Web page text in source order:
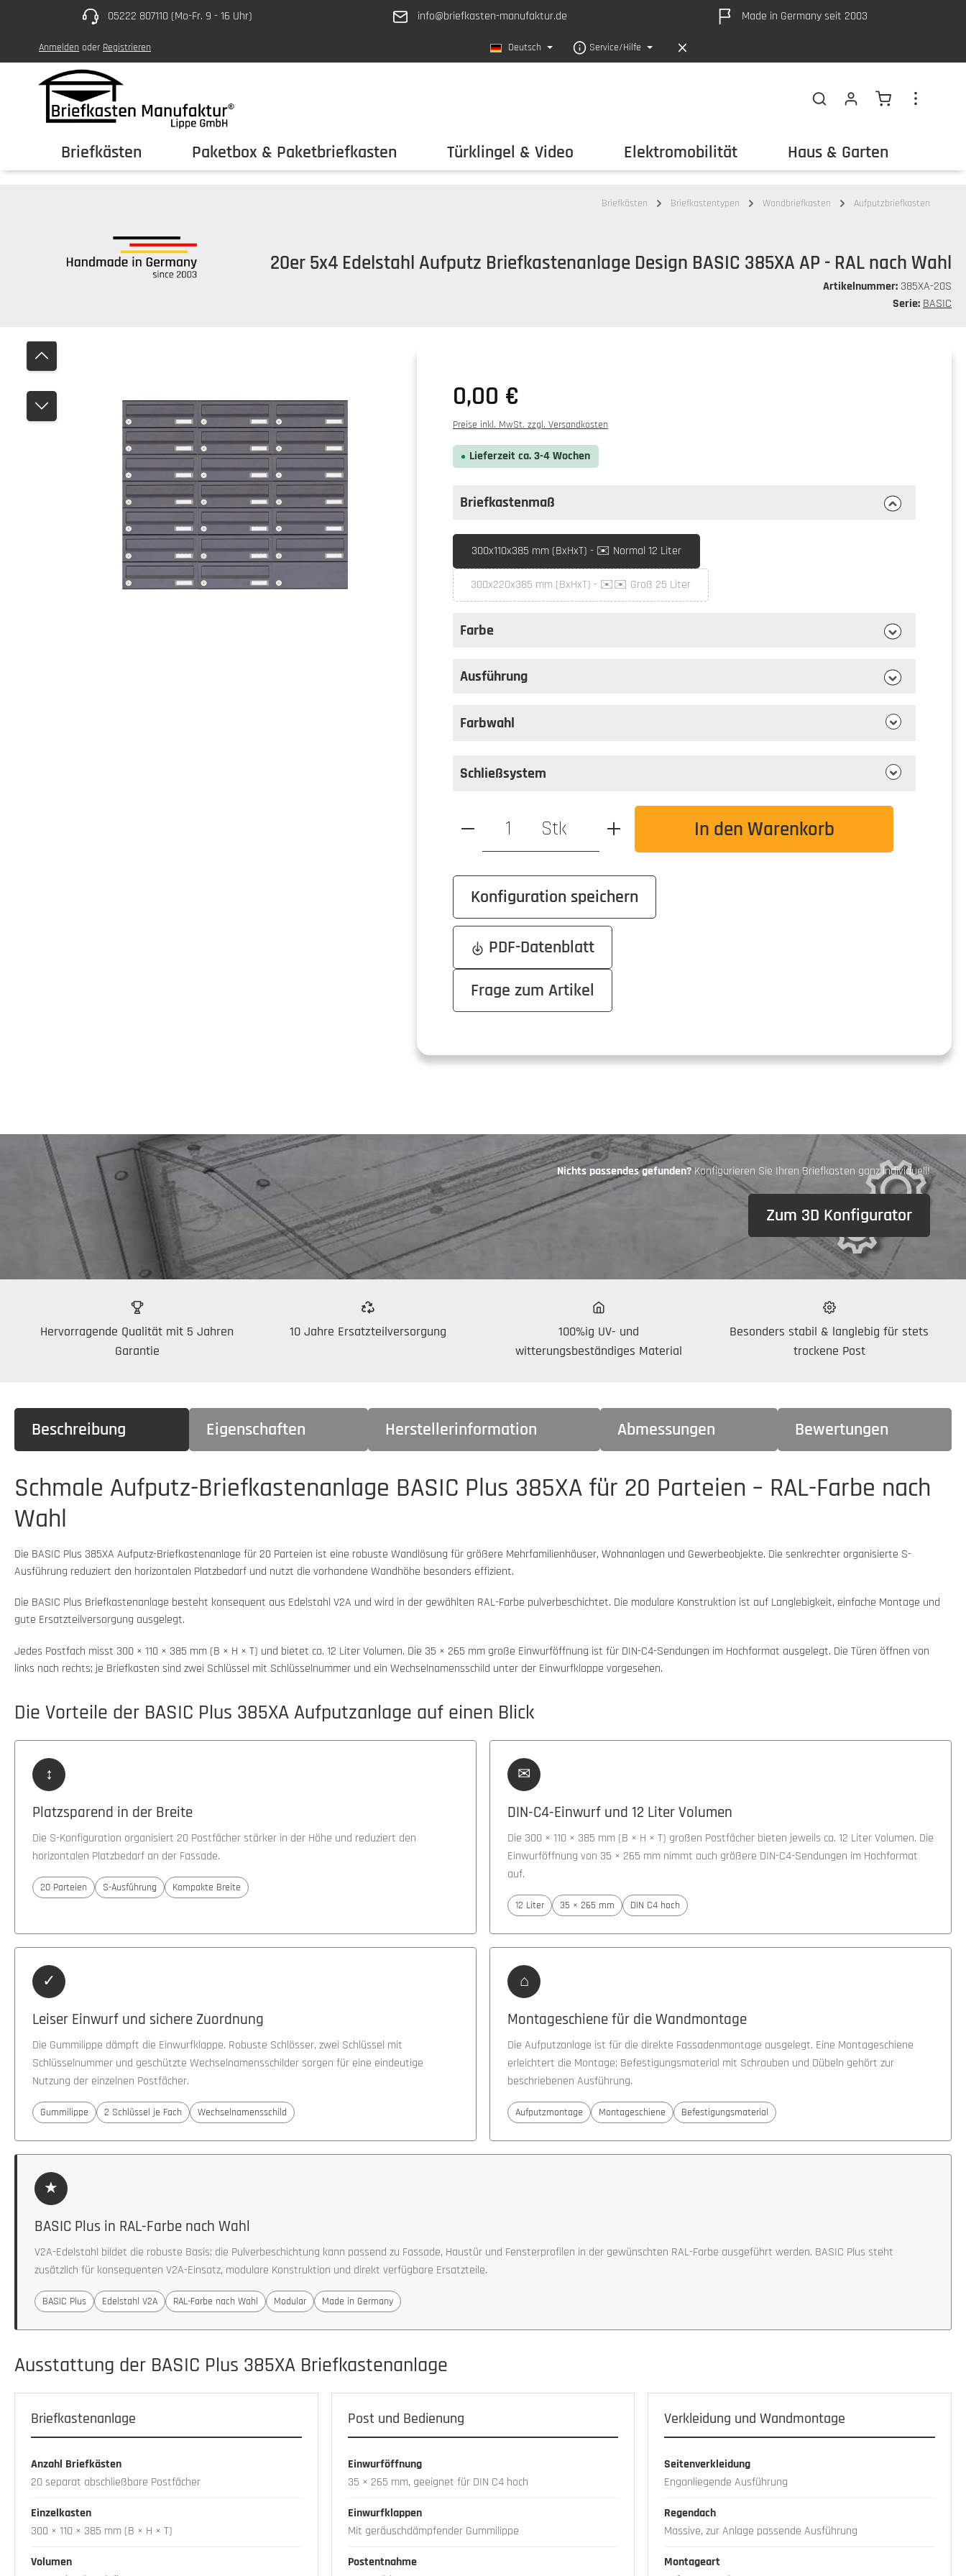
Hauptinhalt springen
Zur Hauptnavigation springen05222 807110 (Mo-Fr. 9 - 16 Uhr) info@briefkasten-manufaktur.de Made in Germany seit 2003
Anmelden oder Registrieren Deutsch Service/Hilfe
Warenkorb
Briefkästen Paketbox & Paketbriefkasten Türklingel & Video Elektromobilität Haus & Garten
Briefkästen Briefkastentypen Wandbriefkasten Aufputzbriefkasten
20er 5x4 Edelstahl Aufputz Briefkastenanlage Design BASIC 385XA AP - RAL nach Wahl
Artikelnummer: 385XA-20S
Serie:BASIC
Bildergalerie überspringen
0,00 €
Preise inkl. MwSt. zzgl. Versandkosten
Lieferzeit ca. 3-4 Wochen
Briefkastenmaß
Briefkastenmaßauswählen
300x110x385 mm (BxHxT) - ✉️ Normal 12 Liter
300x220x385 mm (BxHxT) - ✉️✉️ Groß 25 Liter
(Diese Option ist zurzeit nicht verfügbar.)
Farbe
Ausführung
Farbwahl
Schließsystem
Produkt Anzahl: Gib den gewünschten Wert ein oder benutze die
Stk In den Warenkorb
Konfiguration speichern
PDF-Datenblatt
Frage zum Artikel
Nichts passendes gefunden?Konfigurieren Sie Ihren Briefkasten ganz individuell!
Zum 3D Konfigurator
Hervorragende Qualität mit 5 Jahren
Garantie
10 Jahre Ersatzteilversorgung
100%ig UV- und
witterungsbeständiges Material
Besonders stabil & langlebig für stets
trockene Post
Beschreibung Eigenschaften Herstellerinformation Abmessungen Bewertungen
Schmale Aufputz-Briefkastenanlage BASIC Plus 385XA für 20 Parteien – RAL-Farbe nach
Wahl
Die BASIC Plus 385XA Aufputz-Briefkastenanlage für 20 Parteien ist eine robuste Wandlösung für größere Mehrfamilienhäuser, Wohnanlagen und Gewerbeobjekte. Die senkrechter organisierte S-
Ausführung reduziert den horizontalen Platzbedarf und nutzt die vorhandene Wandhöhe besonders effizient.
Die BASIC Plus Briefkastenanlage besteht konsequent aus Edelstahl V2A und wird in der gewählten RAL-Farbe pulverbeschichtet. Die modulare Konstruktion ist auf Langlebigkeit, einfache Montage und
gute Ersatzteilversorgung ausgelegt.
Jedes Postfach misst 300 × 110 × 385 mm (B × H × T) und bietet ca. 12 Liter Volumen. Die 35 × 265 mm große Einwurföffnung ist für DIN-C4-Sendungen im Hochformat ausgelegt. Die Türen öffnen von
links nach rechts; je Briefkasten sind zwei Schlüssel mit Schlüsselnummer und ein Wechselnamensschild unter der Einwurfklappe vorgesehen.
Die Vorteile der BASIC Plus 385XA Aufputzanlage auf einen Blick
↕
Platzsparend in der Breite
Die S-Konfiguration organisiert 20 Postfächer stärker in der Höhe und reduziert den
horizontalen Platzbedarf an der Fassade.
20 Parteien S-Ausführung Kompakte Breite
✉
DIN-C4-Einwurf und 12 Liter Volumen
Die 300 × 110 × 385 mm (B × H × T) großen Postfächer bieten jeweils ca. 12 Liter Volumen. Die
Einwurföffnung von 35 × 265 mm nimmt auch größere DIN-C4-Sendungen im Hochformat
auf.
12 Liter 35 × 265 mm DIN C4 hoch
✓
Leiser Einwurf und sichere Zuordnung
Die Gummilippe dämpft die Einwurfklappe. Robuste Schlösser, zwei Schlüssel mit
Schlüsselnummer und geschützte Wechselnamensschilder sorgen für eine eindeutige
Nutzung der einzelnen Postfächer.
Gummilippe 2 Schlüssel je Fach Wechselnamensschild
⌂
Montageschiene für die Wandmontage
Die Aufputzanlage ist für die direkte Fassadenmontage ausgelegt. Eine Montageschiene
erleichtert die Montage; Befestigungsmaterial mit Schrauben und Dübeln gehört zur
beschriebenen Ausführung.
Aufputzmontage Montageschiene Befestigungsmaterial
★
BASIC Plus in RAL-Farbe nach Wahl
V2A-Edelstahl bildet die robuste Basis; die Pulverbeschichtung kann passend zu Fassade, Haustür und Fensterprofilen in der gewünschten RAL-Farbe ausgeführt werden. BASIC Plus steht
zusätzlich für konsequenten V2A-Einsatz, modulare Konstruktion und direkt verfügbare Ersatzteile.
BASIC Plus Edelstahl V2A RAL-Farbe nach Wahl Modular Made in Germany
Ausstattung der BASIC Plus 385XA Briefkastenanlage
Briefkastenanlage
Anzahl Briefkästen
20 separat abschließbare Postfächer
Einzelkasten
300 × 110 × 385 mm (B × H × T)
Volumen
Post und Bedienung
Einwurföffnung
35 × 265 mm, geeignet für DIN C4 hoch
Einwurfklappen
Mit geräuschdämpfender Gummilippe
Postentnahme
Verkleidung und Wandmontage
Seitenverkleidung
Enganliegende Ausführung
Regendach
Massive, zur Anlage passende Ausführung
Montageart